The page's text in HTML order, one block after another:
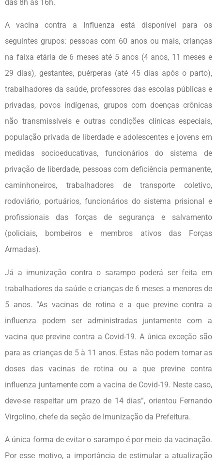
das 8h às 16h.
A vacina contra a Influenza está disponível para os
seguintes grupos: pessoas com 60 anos ou mais, crianças
na faixa etária de 6 meses até 5 anos (4 anos, 11 meses e
29 dias), gestantes, puérperas (até 45 dias após o parto),
trabalhadores da saúde, professores das escolas públicas e
privadas, povos indígenas, grupos com doenças crônicas
não transmissíveis e outras condições clínicas especiais,
população privada de liberdade e adolescentes e jovens em
medidas socioeducativas, funcionários do sistema de
privação de liberdade, pessoas com deficiência permanente,
caminhoneiros, trabalhadores de transporte coletivo,
rodoviário, portuários, funcionários do sistema prisional e
profissionais das forças de segurança e salvamento
(policiais, bombeiros e membros ativos das Forças
Armadas).
Já a imunização contra o sarampo poderá ser feita em
trabalhadores da saúde e crianças de 6 meses a menores de
5 anos. “As vacinas de rotina e a que previne contra a
influenza podem ser administradas juntamente com a
vacina que previne contra a Covid-19. A única exceção são
para as crianças de 5 à 11 anos. Estas não podem tomar as
doses das vacinas de rotina ou a que previne contra
influenza juntamente com a vacina de Covid-19. Neste caso,
deve-se respeitar um prazo de 14 dias”, orientou Fernando
Virgolino, chefe da seção de Imunização da Prefeitura.
A única forma de evitar o sarampo é por meio da vacinação.
Por esse motivo, a importância de estimular a atualização